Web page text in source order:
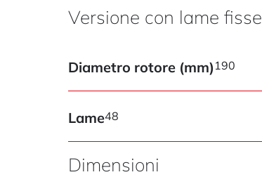
Versione con lame fisse
Diametro rotore (mm) 190
Lame48
Dimensioni